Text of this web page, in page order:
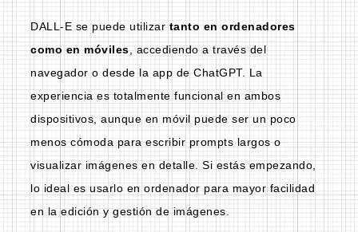
DALL-E se puede utilizar tanto en ordenadores
como en móviles , accediendo a través del
navegador o desde la app de ChatGPT. La
experiencia es totalmente funcional en ambos
dispositivos, aunque en móvil puede ser un poco
menos cómoda para escribir prompts largos o
visualizar imágenes en detalle. Si estás empezando,
lo ideal es usarlo en ordenador para mayor facilidad
en la edición y gestión de imágenes.